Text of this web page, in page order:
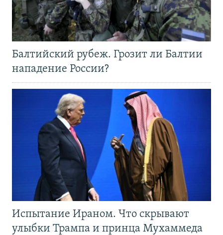
Балтийский рубеж. Грозит ли Балтии
нападение России?
Испытание Ираном. Что скрывают
улыбки Трампа и принца Мухаммеда